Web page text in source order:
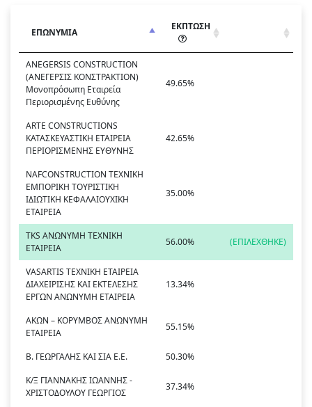
ΕΠΩΝΥΜΙΑ
ΕΚΠΤΩΣΗ
ANEGERSIS CONSTRUCTION
(ΑΝΕΓΕΡΣΙΣ ΚΟΝΣΤΡΑΚΤΙΟΝ)
Μονοπρόσωπη Εταιρεία
Περιορισμένης Ευθύνης
49.65%
ARTE CONSTRUCTIONS
ΚΑΤΑΣΚΕΥΑΣΤΙΚΗ ΕΤΑΙΡΕΙΑ
ΠΕΡΙΟΡΙΣΜΕΝΗΣ ΕΥΘΥΝΗΣ
42.65%
NAFCONSTRUCTION ΤΕΧΝΙΚΗ
ΕΜΠΟΡΙΚΗ ΤΟΥΡΙΣΤΙΚΗ
ΙΔΙΩΤΙΚΗ ΚΕΦΑΛΑΙΟΥΧΙΚΗ
ΕΤΑΙΡΕΙΑ
35.00%
TKS ΑΝΩΝΥΜΗ ΤΕΧΝΙΚΗ
ΕΤΑΙΡΕΙΑ
56.00% (ΕΠΙΛΕΧΘΗΚΕ)
VASARTIS ΤΕΧΝΙΚΗ ΕΤΑΙΡΕΙΑ
ΔΙΑΧΕΙΡΙΣΗΣ ΚΑΙ ΕΚΤΕΛΕΣΗΣ
ΕΡΓΩΝ ΑΝΩΝΥΜΗ ΕΤΑΙΡΕΙΑ
13.34%
ΑΚΩΝ – ΚΟΡΥΜΒΟΣ ΑΝΩΝΥΜΗ
ΕΤΑΙΡΕΙΑ
55.15%
Β. ΓΕΩΡΓΑΛΗΣ ΚΑΙ ΣΙΑ Ε.Ε.
50.30%
Κ/Ξ ΓΙΑΝΝΑΚΗΣ ΙΩΑΝΝΗΣ -
ΧΡΙΣΤΟΔΟΥΛΟΥ ΓΕΩΡΓΙΟΣ
37.34%